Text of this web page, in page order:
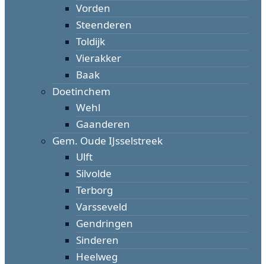
Vorden
Steenderen
Toldijk
Vierakker
Baak
Doetinchem
Wehl
Gaanderen
Gem. Oude IJsselstreek
Ulft
Silvolde
Terborg
Varsseveld
Gendringen
Sinderen
Heelweg